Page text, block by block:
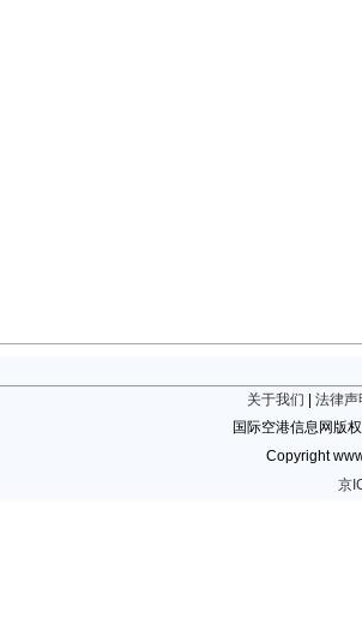
关于我们
法律声
国际空港信息网版
Copyright
京